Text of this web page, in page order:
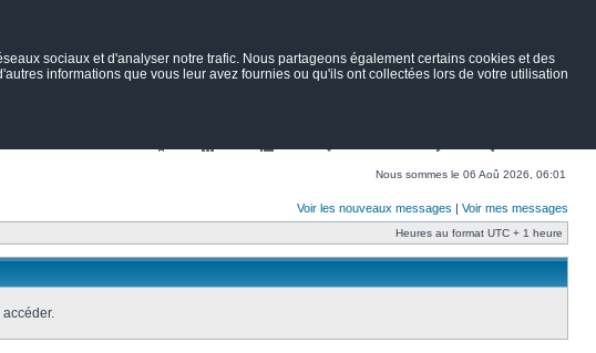
sociaux et d'analyser notre trafic. Nous partageons également certains cookies et des
informations que vous leur avez fournies ou qu'ils ont collectées lors de votre utilisation
Nous sommes le 06 Aoû 2026, 06:01
Voir les nouveaux messages | Voir mes messages
Heures au format UTC + 1 heure